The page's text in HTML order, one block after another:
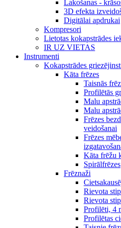
Lakošanas -
3D efekta
Digitālai apdrukai
Kompresori
Lietotas kokapstrādes
IR UZ VIETAS
Instrumenti
Kokapstrādes
Kāta frēzes
Taisnās
Profilētās
Malu
Malu
Frēzes
veidošanai
Frēzes
Kāta frēžu
Spirālfrēzes
Frēznaži
Rievota
Rievota
Profilēti, 4
Profilētas